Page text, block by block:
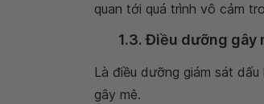
quan tới quá trình vô cảm
1.3. Điều dưỡng gây
Là điều dưỡng giám sát
gây mê.